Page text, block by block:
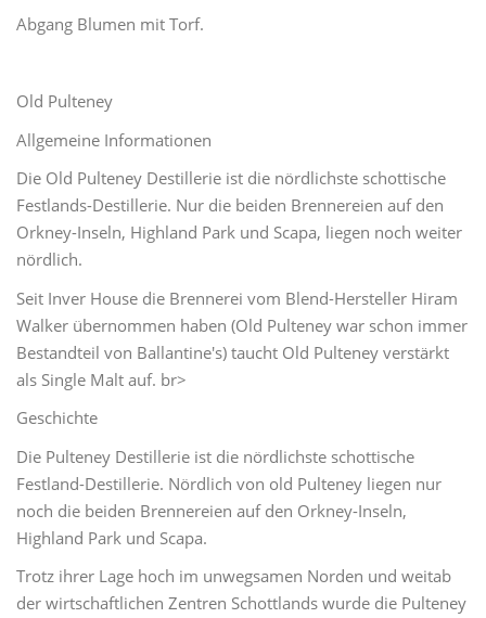
Abgang Blumen mit Torf.
Old Pulteney
Allgemeine Informationen
Die Old Pulteney Destillerie ist die nördlichste schottische
Festlands-Destillerie. Nur die beiden Brennereien auf den
Orkney-Inseln, Highland Park und Scapa, liegen noch weiter
nördlich.
Seit Inver House die Brennerei vom Blend-Hersteller Hiram
Walker übernommen haben (Old Pulteney war schon immer
Bestandteil von Ballantine's) taucht Old Pulteney verstärkt
als Single Malt auf. br>
Geschichte
Die Pulteney Destillerie ist die nördlichste schottische
Festland-Destillerie. Nördlich von old Pulteney liegen nur
noch die beiden Brennereien auf den Orkney-Inseln,
Highland Park und Scapa.
Trotz ihrer Lage hoch im unwegsamen Norden und weitab
der wirtschaftlichen Zentren Schottlands wurde die Pulteney